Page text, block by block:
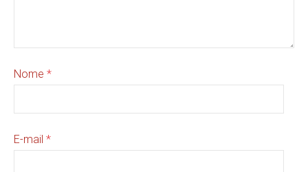
Nome *
E-mail *